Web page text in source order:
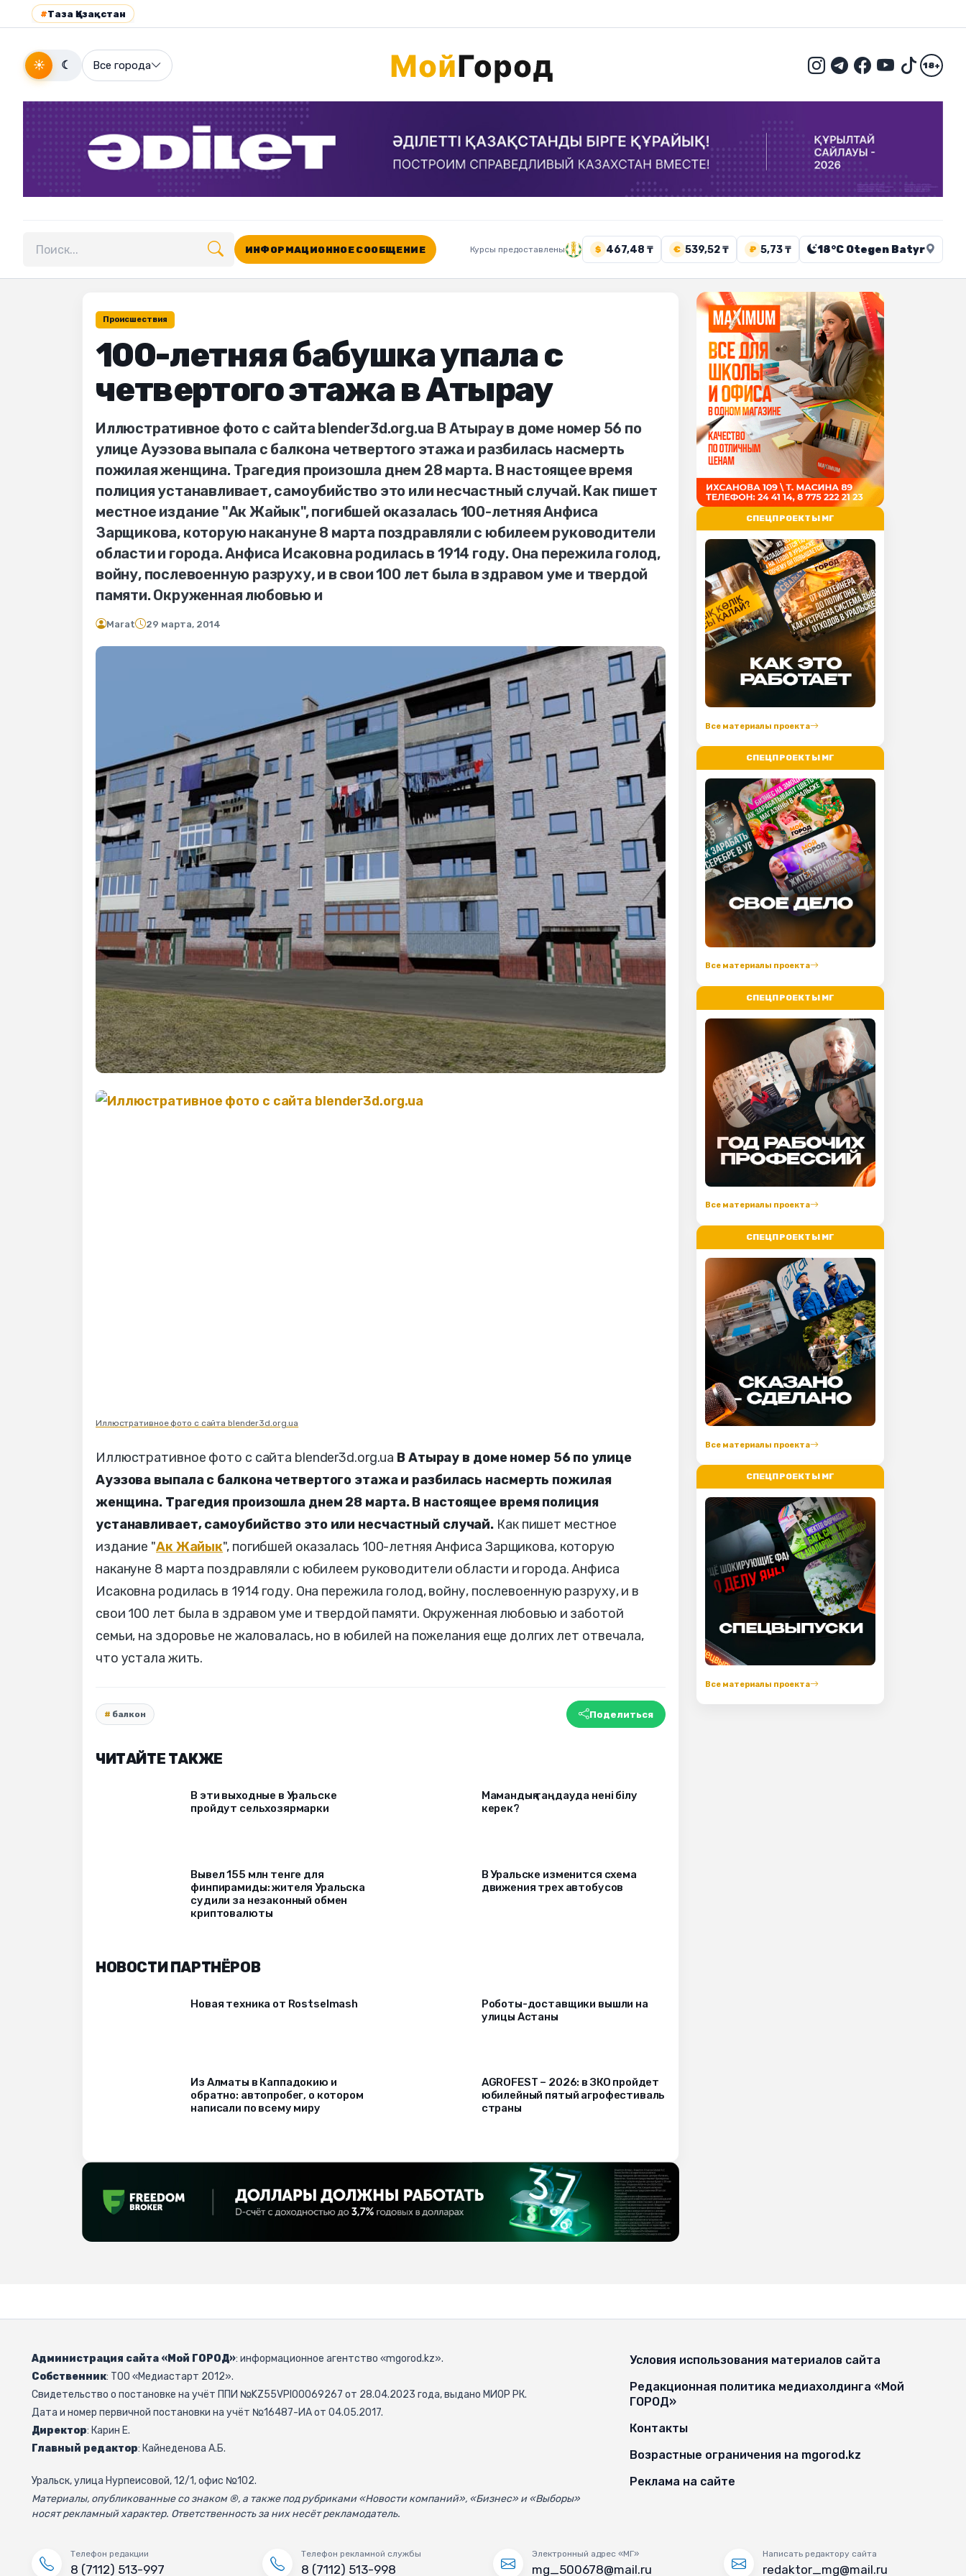
#Таза Қазақстан
☀ ☾ Все города 18+
Поиск по сайту
ИНФОРМАЦИОННОЕ СООБЩЕНИЕ Курсы предоставлены $ 467,48 ₸ € 539,52 ₸ ₽ 5,73 ₸ 18°C Otegen Batyr
Происшествия
100-летняя бабушка упала с
четвертого этажа в Атырау
Иллюстративное фото с сайта blender3d.org.ua В Атырау в доме номер 56 по
улице Ауэзова выпала с балкона четвертого этажа и разбилась насмерть
пожилая женщина. Трагедия произошла днем 28 марта. В настоящее время
полиция устанавливает, самоубийство это или несчастный случай. Как пишет
местное издание "Ак Жайык", погибшей оказалась 100-летняя Анфиса
Зарщикова, которую накануне 8 марта поздравляли с юбилеем руководители
области и города. Анфиса Исаковна родилась в 1914 году. Она пережила голод,
войну, послевоенную разруху, и в свои 100 лет была в здравом уме и твердой
памяти. Окруженная любовью и
Marat 29 марта, 2014
Иллюстративное фото с сайта blender3d.org.ua
Иллюстративное фото с сайта blender3d.org.ua В Атырау в доме номер 56 по улице
Ауэзова выпала с балкона четвертого этажа и разбилась насмерть пожилая
женщина. Трагедия произошла днем 28 марта. В настоящее время полиция
устанавливает, самоубийство это или несчастный случай. Как пишет местное
издание "Ак Жайык", погибшей оказалась 100-летняя Анфиса Зарщикова, которую
накануне 8 марта поздравляли с юбилеем руководители области и города. Анфиса
Исаковна родилась в 1914 году. Она пережила голод, войну, послевоенную разруху, и в
свои 100 лет была в здравом уме и твердой памяти. Окруженная любовью и заботой
семьи, на здоровье не жаловалась, но в юбилей на пожелания еще долгих лет отвечала,
что устала жить.
балкон Поделиться
ЧИТАЙТЕ ТАКЖЕ
В эти выходные в Уральске
пройдут сельхозярмарки
Мамандық таңдауда нені білу
керек?
Вывел 155 млн тенге для
финпирамиды: жителя Уральска
судили за незаконный обмен
криптовалюты
В Уральске изменится схема
движения трех автобусов
НОВОСТИ ПАРТНЁРОВ
Новая техника от Rostselmash
Роботы-доставщики вышли на
улицы Астаны
Из Алматы в Каппадокию и
обратно: автопробег, о котором
написали по всему миру
AGROFEST – 2026: в ЗКО пройдет
юбилейный пятый агрофестиваль
страны
СПЕЦПРОЕКТЫ МГ
Все материалы проекта
СПЕЦПРОЕКТЫ МГ
Все материалы проекта
СПЕЦПРОЕКТЫ МГ
Все материалы проекта
СПЕЦПРОЕКТЫ МГ
Все материалы проекта
СПЕЦПРОЕКТЫ МГ
Все материалы проекта
Администрация сайта «Мой ГОРОД»: информационное агентство «mgorod.kz».
Собственник: ТОО «Медиастарт 2012».
Свидетельство о постановке на учёт ППИ №KZ55VPI00069267 от 28.04.2023 года, выдано МИОР РК.
Дата и номер первичной постановки на учёт №16487-ИА от 04.05.2017.
Директор: Карин Е.
Главный редактор: Кайнеденова А.Б.
Уральск, улица Нурпеисовой, 12/1, офис №102.
Материалы, опубликованные со знаком ®, а также под рубриками «Новости компаний», «Бизнес» и «Выборы»
носят рекламный характер. Ответственность за них несёт рекламодатель.
Условия использования материалов сайта
Редакционная политика медиахолдинга «Мой
ГОРОД»
Контакты
Возрастные ограничения на mgorod.kz
Реклама на сайте
Телефон редакции
8 (7112) 513-997
Телефон рекламной службы
8 (7112) 513-998
Электронный адрес «МГ»
mg_500678@mail.ru
Написать редактору сайта
redaktor_mg@mail.ru